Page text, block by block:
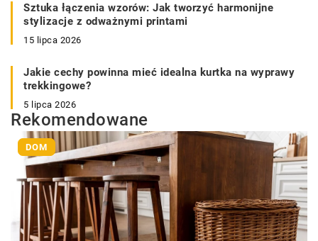
Sztuka łączenia wzorów: Jak tworzyć harmonijne
stylizacje z odważnymi printami
15 lipca 2026
Jakie cechy powinna mieć idealna kurtka na wyprawy
trekkingowe?
5 lipca 2026
Rekomendowane
DOM